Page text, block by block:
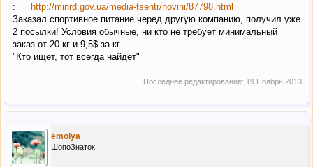
:
http://minrd.gov.ua/media-tsentr/novini/87798.html
Заказал спортивное питание черед другую компанию, получил уже
2 посылки! Условия обычные, ни кто не требует минимальный
заказ от 20 кг и 9,5$ за кг.
"Кто ищет, тот всегда найдет"
Последнее редактирование: 19 Ноябрь 2013
emolya
ШопоЗнаток